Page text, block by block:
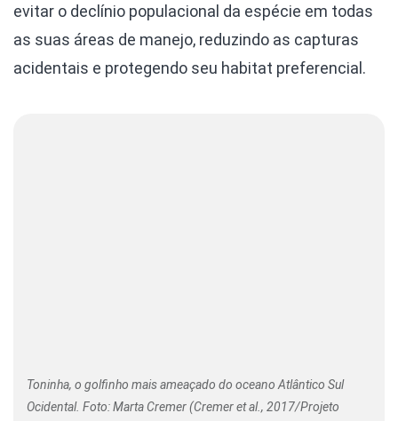
evitar o declínio populacional da espécie em todas
as suas áreas de manejo, reduzindo as capturas
acidentais e protegendo seu habitat preferencial.
Toninha, o golfinho mais ameaçado do oceano Atlântico Sul
Ocidental. Foto: Marta Cremer (Cremer et al., 2017/Projeto